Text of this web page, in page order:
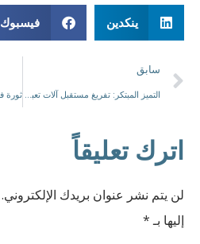
ينكدين فيسبوك
سابق
اترك تعليقاً
لن يتم نشر عنوان بريدك الإلكتروني.
إليها بـ*